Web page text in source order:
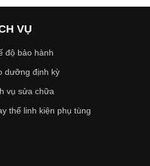
VỤ
độ bảo hành
dưỡng định kỳ
vụ sửa chữa
thế linh kiện phụ tùng